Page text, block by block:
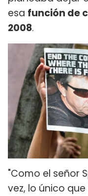
esa función de
2008.
"Como el señor
vez, lo único